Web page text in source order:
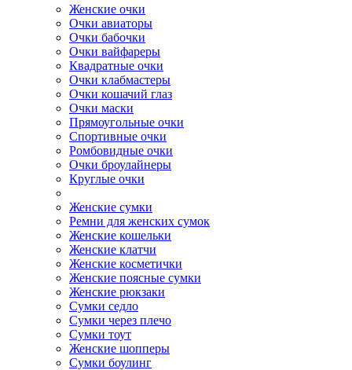
Женские очки
Очки авиаторы
Очки бабочки
Очки вайфареры
Квадратные очки
Очки клабмастеры
Очки кошачий глаз
Очки маски
Прямоугольные очки
Спортивные очки
Ромбовидные очки
Очки броулайнеры
Круглые очки
Женские сумки
Ремни для женских сумок
Женские кошельки
Женские клатчи
Женские косметички
Женские поясные сумки
Женские рюкзаки
Сумки седло
Сумки через плечо
Сумки тоут
Женские шопперы
Сумки боулинг